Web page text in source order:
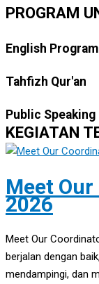
PROGRAM
English Program
Tahfizh Qur'an
Public Speaking
KEGIATAN
Meet
2026
Meet Our
berjalan dengan
mendampingi, dan